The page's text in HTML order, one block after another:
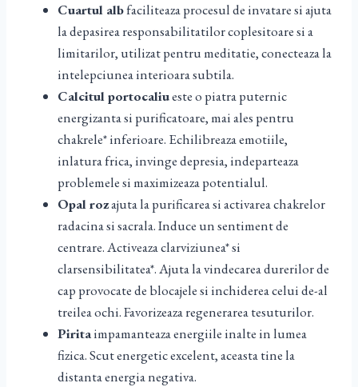
Cuartul albfaciliteaza procesul de invatare si ajuta
la depasirea responsabilitatilor coplesitoare si a
limitarilor, utilizat pentru meditatie, conecteaza la
intelepciunea interioara subtila.
Calcitul portocaliueste o piatra puternic
energizanta si purificatoare, mai ales pentru
chakrele* inferioare. Echilibreaza emotiile,
inlatura frica, invinge depresia, indeparteaza
problemele si maximizeaza potentialul.
Opal rozajuta la purificarea si activarea chakrelor
radacina si sacrala. Induce un sentiment de
centrare. Activeaza clarviziunea* si
clarsensibilitatea*. Ajuta la vindecarea durerilor de
cap provocate de blocajele si inchiderea celui de-al
treilea ochi. Favorizeaza regenerarea tesuturilor.
Piritaimpamanteaza energiile inalte in lumea
fizica. Scut energetic excelent, aceasta tine la
distanta energia negativa.